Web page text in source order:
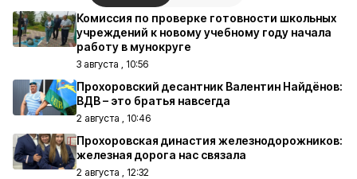
Комиссия по проверке готовности школьных
учреждений к новому учебному году начала
работу в мунокруге
3 августа , 10:56
Прохоровский десантник Валентин Найдёнов:
ВДВ – это братья навсегда
2 августа , 10:46
Прохоровская династия железнодорожников:
железная дорога нас связала
2 августа , 12:32